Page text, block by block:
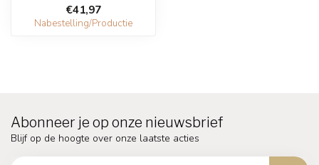
€41,97
Nabestelling/Productie
Abonneer je op onze nieuwsbrief
Blijf op de hoogte over onze laatste acties